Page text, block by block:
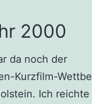
2000
da noch der
Kurzfilm-
Ich reichte